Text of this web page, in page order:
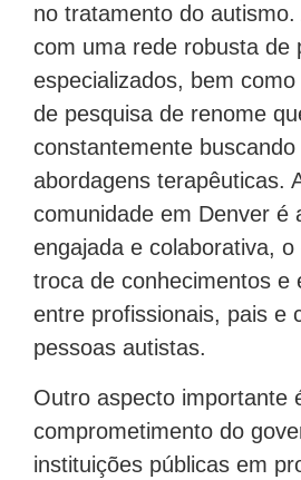
no tratamento do
com uma rede robusta de
especializados, bem
de pesquisa de renome
constantemente buscando
abordagens terapêuticas.
comunidade em Denver é
engajada e colaborativa,
troca de conhecimentos e
entre profissionais, pais e
pessoas autistas.
Outro aspecto importante
comprometimento do
instituições públicas em